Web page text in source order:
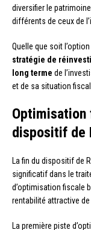
diversifier le
différents de ceux de
Quelle que soit
stratégie de
long terme de
et de sa situation
dispositif de
La fin du dispositif de
significatif dans le
d’optimisation fiscale
rentabilité attractive de
La première piste